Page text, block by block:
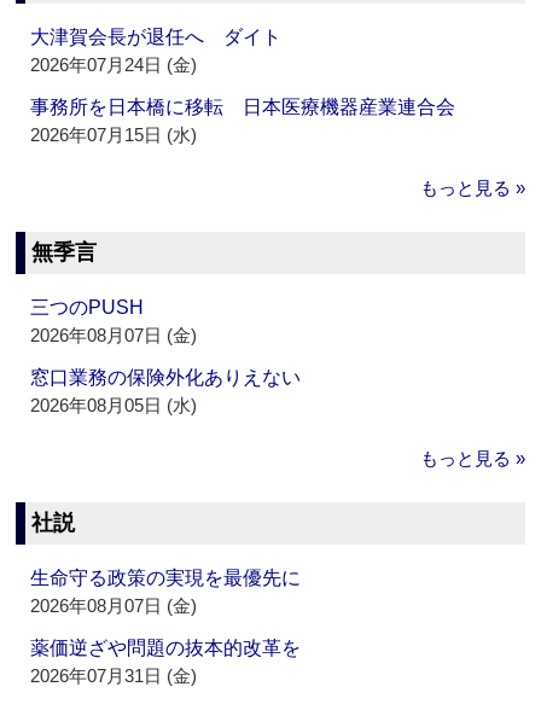
大津賀会長が退任へ ダイト
2026年07月24日 (金)
事務所を日本橋に移転 日本医療機器産業連合会
2026年07月15日 (水)
もっと見る »
無季言
三つのPUSH
2026年08月07日 (金)
窓口業務の保険外化ありえない
2026年08月05日 (水)
もっと見る »
社説
生命守る政策の実現を最優先に
2026年08月07日 (金)
薬価逆ざや問題の抜本的改革を
2026年07月31日 (金)